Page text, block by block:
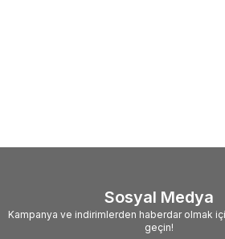
Sosyal Medya
Kampanya ve indirimlerden haberdar olmak
geçin!